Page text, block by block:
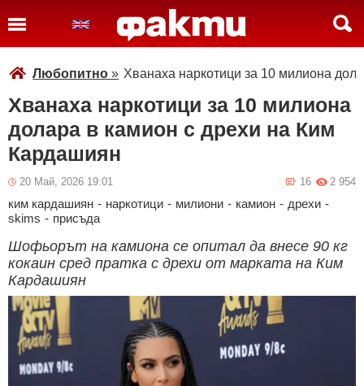
Любопитно » Хванаха наркотици за 10 милиона
Хванаха наркотици за 10 милиона
долара в камион с дрехи на Ким
Кардашиян
20 Май, 2026 19:01 2 954
16
ким кардашиян - наркотици - милиони - камион - дрехи -
skims - присъда
Шофьорът на камиона се опитал да внесе 90 кг
кокаин сред пратка с дрехи от марката на Ким
Кардашиян